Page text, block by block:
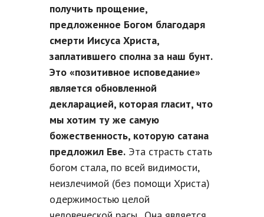
получить прощение,
предложенное Богом благодаря
смерти Иисуса Христа,
заплатившего сполна за наш бунт.
Это «позитивное исповедание»
является обновленной
декларацией, которая гласит, что
мы хотим ту же самую
божественность, которую сатана
предложил Еве. Эта страсть стать
богом стала, по всей видимости,
неизлечимой (без помощи Христа)
одержимостью целой